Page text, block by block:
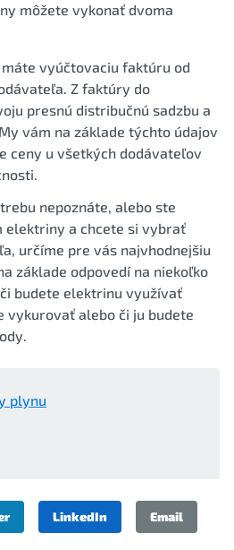
môžete vykonať dvoma
vyúčtovaciu faktúru od
Z faktúry do
presnú distribučnú sadzbu a
vám na základe týchto údajov
ceny u všetkých dodávateľov
nepoznáte, alebo ste
elektriny a chcete si vybrať
určíme pre vás najvhodnejšiu
základe odpovedí na niekoľko
budete elektrinu využívať
vykurovať alebo či ju budete
plynu
LinkedIn Email